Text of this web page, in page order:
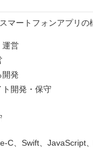
マートフォンアプリ
運営
開発
ト開発・保守
C、Swift、JavaScript